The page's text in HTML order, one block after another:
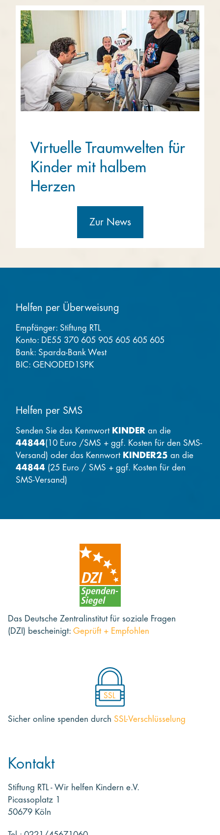
Virtuelle Traumwelten für
Kinder mit halbem
Herzen
Zur News
Helfen per Überweisung
Empfänger: Stiftung RTL
Konto: DE55 370 605 905 605 605 605
Bank: Sparda-Bank West
BIC: GENODED1SPK
Helfen per SMS
Senden Sie das Kennwort KINDER an die
44844(10 Euro /SMS + ggf. Kosten für den SMS-
Versand) oder das Kennwort KINDER25 an die
44844 (25 Euro / SMS + ggf. Kosten für den
SMS-Versand)
Das Deutsche Zentralinstitut für soziale Fragen
(DZI) bescheinigt: Geprüft + Empfohlen
SSL
Sicher online spenden durch SSL-Verschlüsselung
Kontakt
Stiftung RTL - Wir helfen Kindern e.V.
Picassoplatz 1
50679 Köln